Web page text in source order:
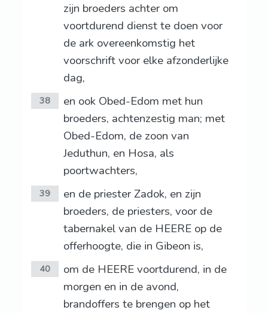
zijn broeders achter om
voortdurend dienst te doen voor
de ark overeenkomstig het
voorschrift voor elke afzonderlijke
dag,
38
en ook Obed-Edom met hun
broeders, achtenzestig man; met
Obed-Edom, de zoon van
Jeduthun, en Hosa, als
poortwachters,
39
en de priester Zadok, en zijn
broeders, de priesters, voor de
tabernakel van de HEERE op de
offerhoogte, die in Gibeon is,
40
om de HEERE voortdurend, in de
morgen en in de avond,
brandoffers te brengen op het